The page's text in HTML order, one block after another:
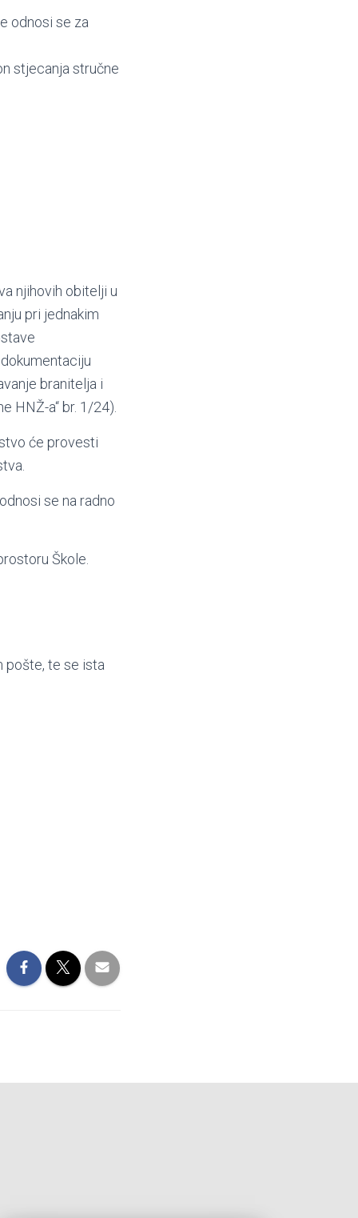
odnosi se za
stjecanja stručne
njihovih obitelji u
pri jednakim
branitelja i
HNŽ-a“ br. 1/24).
će provesti
se na radno
Škole.
pošte, te se ista